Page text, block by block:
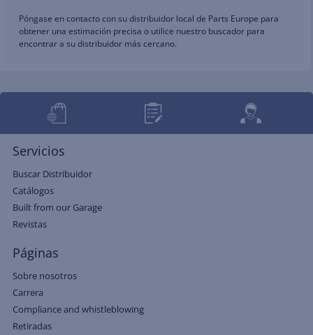
Póngase en contacto con su distribuidor local de Parts Europe para
obtener una estimación precisa o utilice nuestro buscador para
encontrar a su distribuidor más cercano.
Servicios
Buscar Distribuidor
Catálogos
Built from our Garage
Revistas
Páginas
Sobre nosotros
Carrera
Compliance and whistleblowing
Retiradas